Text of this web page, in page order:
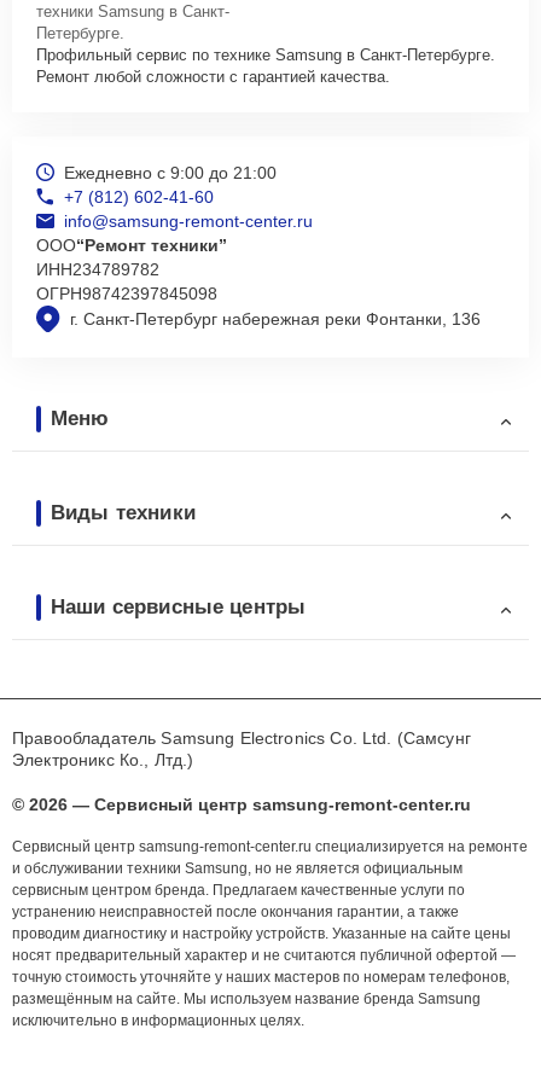
техники Samsung в Санкт-
Петербурге.
Профильный сервис по технике Samsung в Санкт-Петербурге.
Ремонт любой сложности с гарантией качества.
г. Санкт-Петербург набережная реки Фонтанки, 136
Ежедневно с 9:00 до 21:00
+7 (812) 602-41-60
info@samsung-remont-center.ru
ООО“Ремонт техники”
ИНН234789782
ОГРН98742397845098
Меню
Виды техники
Наши сервисные центры
Правообладатель Samsung Electronics Co. Ltd. (Самсунг
Электроникс Ко., Лтд.)
© 2026 — Сервисный центр samsung-remont-center.ru
Сервисный центр samsung-remont-center.ru специализируется на ремонте
и обслуживании техники Samsung, но не является официальным
сервисным центром бренда. Предлагаем качественные услуги по
устранению неисправностей после окончания гарантии, а также
проводим диагностику и настройку устройств. Указанные на сайте цены
носят предварительный характер и не считаются публичной офертой —
точную стоимость уточняйте у наших мастеров по номерам телефонов,
размещённым на сайте. Мы используем название бренда Samsung
исключительно в информационных целях.